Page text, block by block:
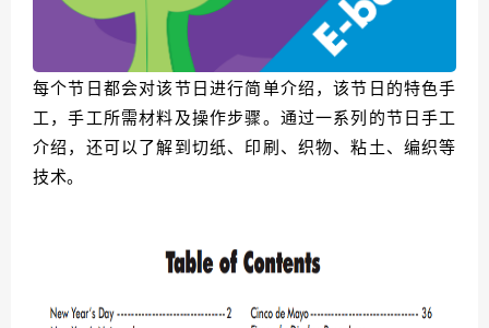
每个节日都会对该节日进行简单介绍，该节日的特色手
工，手工所需材料及操作步骤。 通过一系列的节日手工
介绍，还可以了解到切纸、印刷、织物、粘土、编织等
技术。